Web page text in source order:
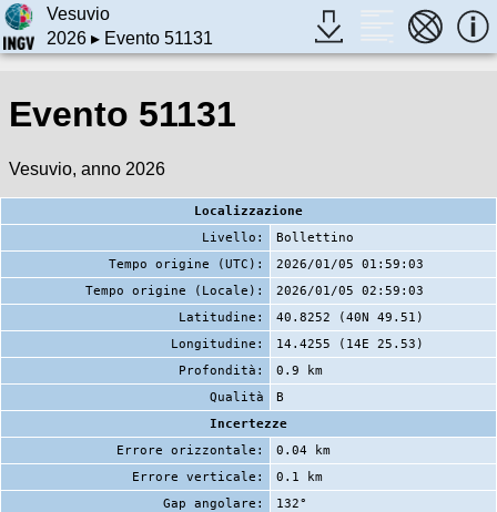
Vesuvio
2026▸ Evento 51131
Evento 51131
Vesuvio, anno 2026
Localizzazione
Livello:
Bollettino
Tempo origine (UTC):
2026/01/05 01:59:03
Tempo origine (Locale):
2026/01/05 02:59:03
Latitudine:
40.8252 (40N 49.51)
Longitudine:
14.4255 (14E 25.53)
Profondità:
0.9 km
Qualità
B
Incertezze
Errore orizzontale:
0.04 km
Errore verticale:
0.1 km
Gap angolare:
132°